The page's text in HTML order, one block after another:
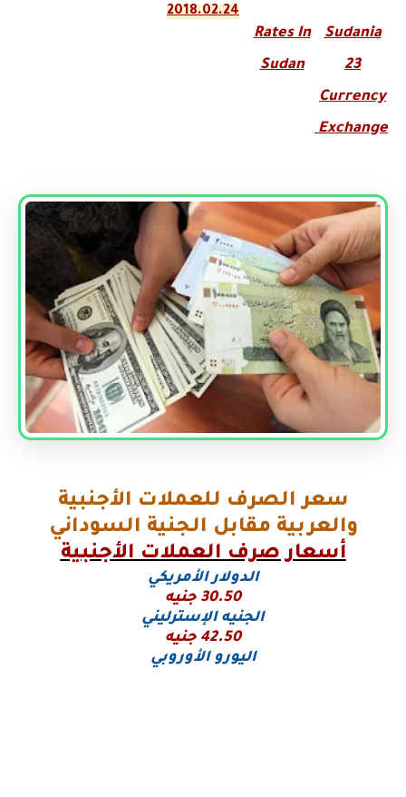
2018.02.24
Sudania
23
Currency
Exchange
Rates In
Sudan
سعر الصرف للعملات الأجنبية
والعربية مقابل الجنية السوداني
أسعار صرف العملات الأجنبية
الدولار الأمريكي
30.50 جنيه
الجنيه الإسترليني
42.50 جنيه
اليورو الأوروبي